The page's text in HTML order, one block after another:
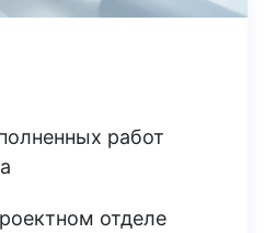
работ
отделе